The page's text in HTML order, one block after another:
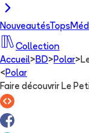
NouveautésTops
Collection
Accueil> BD> Polar>
< Polar
Faire découvrir Le